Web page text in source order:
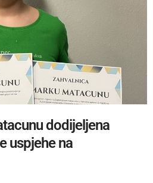
dodijeljena
uspjehe na